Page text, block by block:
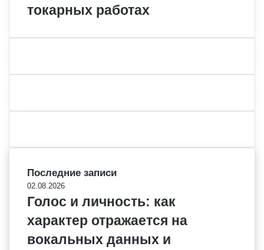
токарных работах
Последние записи
02.08.2026
Голос и личность: как
характер отражается на
вокальных данных и